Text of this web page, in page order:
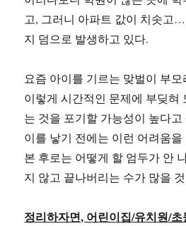
고, 그러니 아파트 값이 치솟고
지 덤으로 발생하고 있다.
요즘 아이를 기르는 맞벌이 부
이렇게 시간적인 문제에 부딪혀
는 것을 포기할 가능성이 높다
이를 낳기 전에는 이런 어려움
본 후로는 어떻게 할 엄두가 안
지 않고 끝나버리는 수가 많을
정리하자면, 어린이집/유치원/